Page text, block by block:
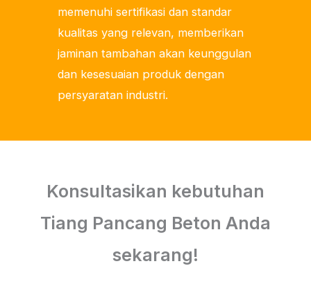
memenuhi sertifikasi dan standar
kualitas yang relevan, memberikan
jaminan tambahan akan keunggulan
dan kesesuaian produk dengan
persyaratan industri.
Konsultasikan kebutuhan
Tiang Pancang Beton Anda
sekarang!